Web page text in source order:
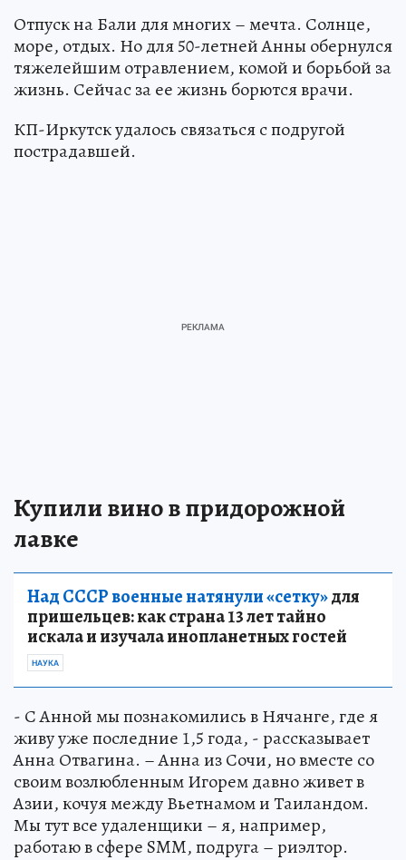
Отпуск на Бали для многих – мечта. Солнце,
море, отдых. Но для 50-летней Анны обернулся
тяжелейшим отравлением, комой и борьбой за
жизнь. Сейчас за ее жизнь борются врачи.
КП-Иркутск удалось связаться с подругой
пострадавшей.
Купили вино в придорожной
лавке
Над СССР военные натянули «сетку»для
пришельцев: как страна 13 лет тайно
искала и изучала инопланетных гостей
НАУКА
- С Анной мы познакомились в Нячанге, где я
живу уже последние 1,5 года, - рассказывает
Анна Отвагина. – Анна из Сочи, но вместе со
своим возлюбленным Игорем давно живет в
Азии, кочуя между Вьетнамом и Таиландом.
Мы тут все удаленщики – я, например,
работаю в сфере SMM, подруга – риэлтор.